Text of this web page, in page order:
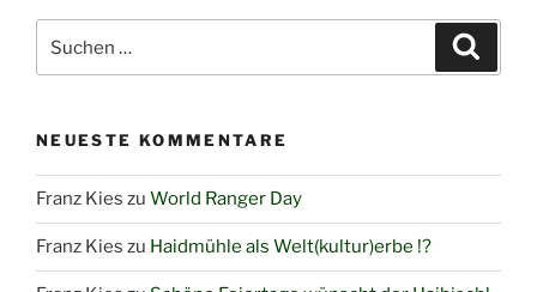
consolatione“
nach:
NEUESTE KOMMENTARE
Franz Kies zu World Ranger Day
Franz Kies zu Haidmühle als Welt(kultur)erbe !?